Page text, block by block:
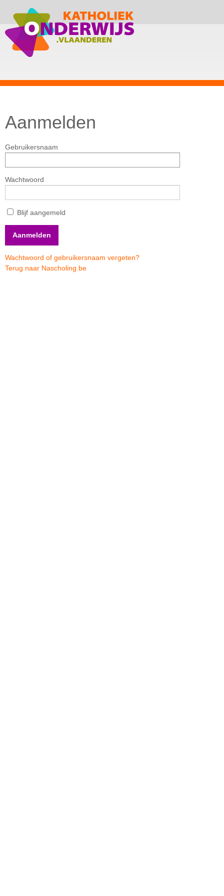
Aanmelden
Gebruikersnaam
Wachtwoord
Blijf aangemeld
Wachtwoord of gebruikersnaam vergeten?
Terug naar Nascholing.be